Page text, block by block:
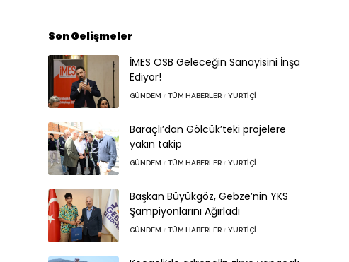
Son Gelişmeler
İMES OSB Geleceğin Sanayisini İnşa
Ediyor!
GÜNDEM TÜM HABERLER YURTIÇI
Baraçlı’dan Gölcük’teki projelere
yakın takip
GÜNDEM TÜM HABERLER YURTIÇI
Başkan Büyükgöz, Gebze’nin YKS
Şampiyonlarını Ağırladı
GÜNDEM TÜM HABERLER YURTIÇI